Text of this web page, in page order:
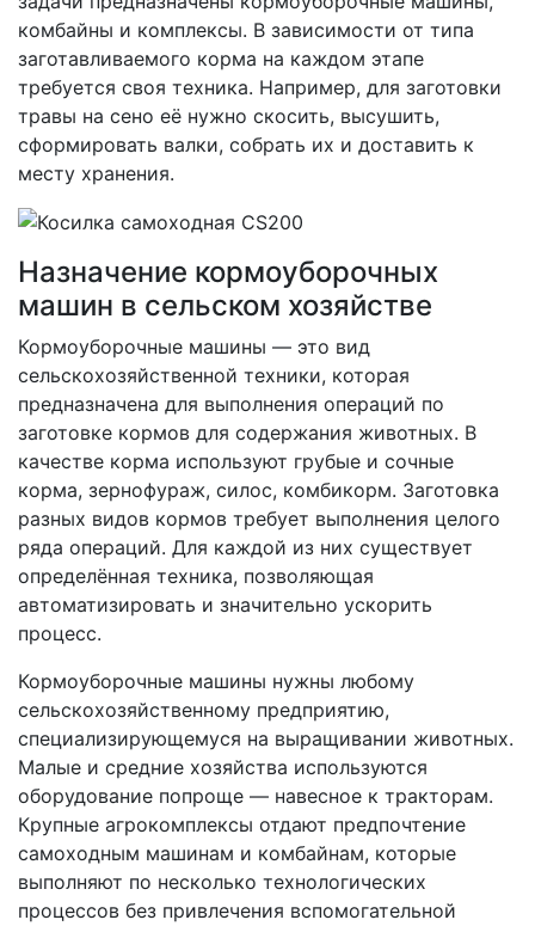
комбайны и комплексы. В зависимости от типа
заготавливаемого корма на каждом этапе
требуется своя техника. Например, для заготовки
травы на сено её нужно скосить, высушить,
сформировать валки, собрать их и доставить к
месту хранения.
Назначение кормоуборочных
машин в сельском хозяйстве
Кормоуборочные машины — это вид
сельскохозяйственной техники, которая
предназначена для выполнения операций по
заготовке кормов для содержания животных. В
качестве корма используют грубые и сочные
корма, зернофураж, силос, комбикорм. Заготовка
разных видов кормов требует выполнения целого
ряда операций. Для каждой из них существует
определённая техника, позволяющая
автоматизировать и значительно ускорить
процесс.
Кормоуборочные машины нужны любому
сельскохозяйственному предприятию,
специализирующемуся на выращивании животных.
Малые и средние хозяйства используются
оборудование попроще — навесное к тракторам.
Крупные агрокомплексы отдают предпочтение
самоходным машинам и комбайнам, которые
выполняют по несколько технологических
процессов без привлечения вспомогательной